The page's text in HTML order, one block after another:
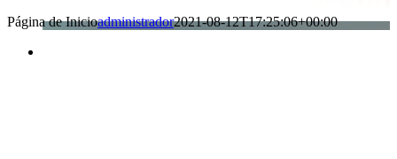
Página de Inicioadministrador2021-08-12T17:25:06+00:00